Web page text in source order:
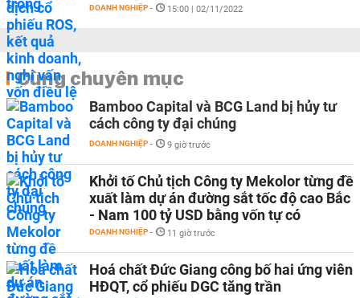
DOANH NGHIỆP - 15:00 | 02/11/2022
Cùng chuyên mục
Bamboo Capital và BCG Land bị hủy tư
cách công ty đại chúng
DOANH NGHIỆP - 9 giờ trước
Khởi tố Chủ tịch Công ty Mekolor từng đề
xuất làm dự án đường sắt tốc độ cao Bắc
- Nam 100 tỷ USD bằng vốn tự có
DOANH NGHIỆP - 11 giờ trước
Hoá chất Đức Giang công bố hai ứng viên
HĐQT, cổ phiếu DGC tăng trần